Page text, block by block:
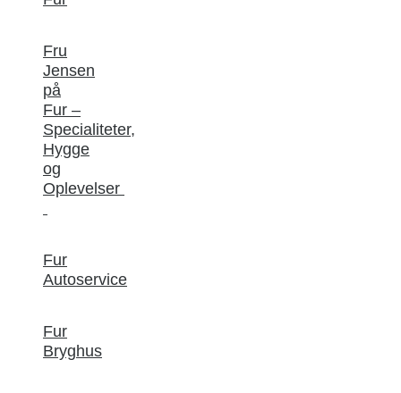
Fru
Jensen
på
Fur –
Specialiteter,
Hygge
og
Oplevelser
Fur
Autoservice
Fur
Bryghus